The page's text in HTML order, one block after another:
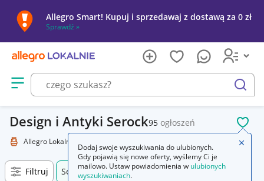
Allegro Smart! Kupuj i sprzedawaj z dostawą za 0 zł
Sprawdź »
Otwórz menu z kategoriami
szukaj
Design i Antyki Serock95 ogłoszeń
Allegro Lokalnie
Filtruj Serock, Mazowieckie, +0 km
Dodaj swoje wyszukiwania do ulubionych.
Gdy pojawią się nowe oferty, wyślemy Ci je
mailowo. Ustaw powiadomienia w ulubionych
wyszukiwaniach.